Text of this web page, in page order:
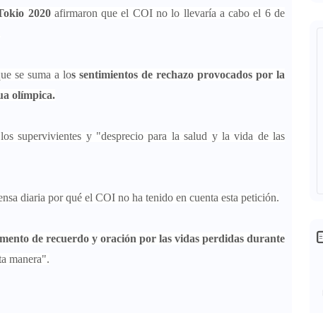
2020 afirmaron que el COI no lo llevaría a cabo el 6 de
se suma a los sentimientos de rechazo provocados por la
olímpica.
supervivientes y "desprecio para la salud y la vida de las
diaria por qué el COI no ha tenido en cuenta esta petición.
de recuerdo y oración por las vidas perdidas durante
manera".